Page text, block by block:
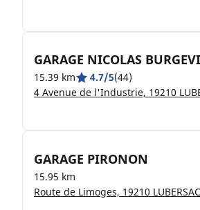
GARAGE NICOLAS
15.39 km 4.7/5(44)
GARAGE PIRONON
15.95 km
Route de Limoges, 19210 LUBERSAC